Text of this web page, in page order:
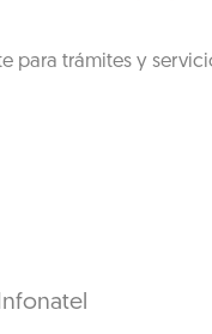
para trámites y